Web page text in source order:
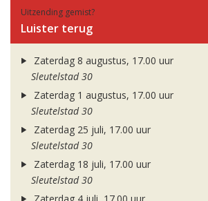
Uitzending gemist?
Luister terug
Zaterdag 8 augustus, 17.00 uur
Sleutelstad 30
Zaterdag 1 augustus, 17.00 uur
Sleutelstad 30
Zaterdag 25 juli, 17.00 uur
Sleutelstad 30
Zaterdag 18 juli, 17.00 uur
Sleutelstad 30